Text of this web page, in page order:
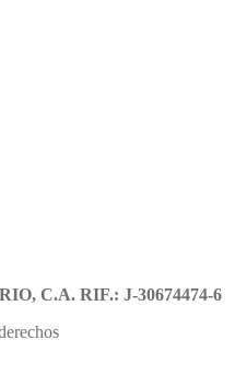
C.A. RIF.: J-30674474-6